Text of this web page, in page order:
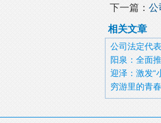
下一篇： 公
相关文章
公司法定代
阳泉：全面
迎泽：激发“
穷游里的青